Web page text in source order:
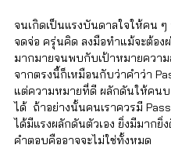
จนเกิดเป็นแรงบันดาลใจให้คน
จดจ่อ ครุ่นคิด ลงมือทำแม้จะต้อง
มากมายจนพบกับเป้าหมายความ
จากตรงนี้ก็เหมือนกับว่าคำว่า
แต่ความหมายที่ดี ผลักดันให้คนบ
ได้  ถ้าอย่างนั้นคนเราควรมี
ได้มีแรงผลักดันตัวเอง ยิ่งมีมากยิ่
คำตอบคืออาจจะไม่ใช่ทั้งหมด